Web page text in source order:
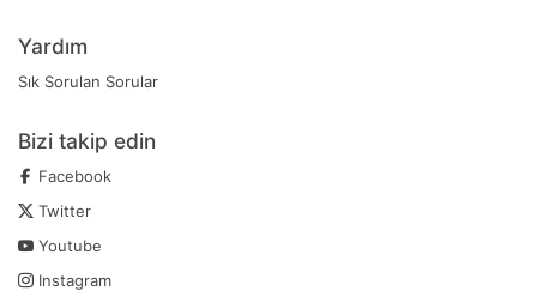
Yardım
Sık Sorulan Sorular
Bizi takip edin
Facebook
Twitter
Youtube
Instagram